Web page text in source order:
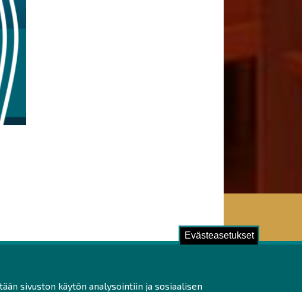
Evästeasetukset
sivuston käytön analysointiin ja sosiaalisen
Tutustu!